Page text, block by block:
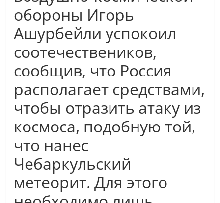
обороны Игорь
Ашурбейли успокоил
соотечествеников,
сообщив, что Россия
располагает средствами,
чтобы отразить атаку из
космоса, подобную той,
что нанес
Чебаркульский
метеорит. Для этого